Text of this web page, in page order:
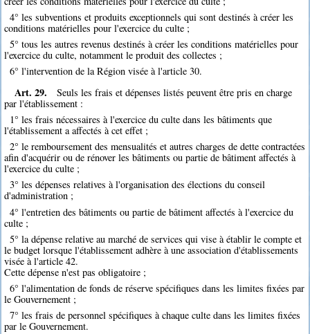
4° les subventions et produits exceptionnels qui sont destinés à créer les
conditions matérielles pour l'exercice du culte ;
5° tous les autres revenus destinés à créer les conditions matérielles pour
l'exercice du culte, notamment le produit des collectes ;
6° l'intervention de la Région visée à l'article 30.
Art. 29.
Seuls les frais et dépenses listés peuvent être pris en charge
par l'établissement :
1° les frais nécessaires à l'exercice du culte dans les bâtiments que
l'établissement a affectés à cet effet ;
2° le remboursement des mensualités et autres charges de dette contractées
afin d'acquérir ou de rénover les bâtiments ou partie de bâtiment affectés à
l'exercice du culte ;
3° les dépenses relatives à l'organisation des élections du conseil
d'administration ;
4° l'entretien des bâtiments ou partie de bâtiment affectés à l'exercice du
culte ;
5° la dépense relative au marché de services qui vise à établir le compte et
le budget lorsque l'établissement adhère à une association d'établissements
visée à l'article 42.
Cette dépense n'est pas obligatoire ;
6° l'alimentation de fonds de réserve spécifiques dans les limites fixées par
le Gouvernement ;
7° les frais de personnel spécifiques à chaque culte dans les limites fixées
par le Gouvernement.